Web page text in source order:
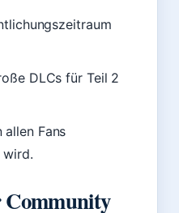
DLCs für Teil 2
allen Fans
wird.
Community